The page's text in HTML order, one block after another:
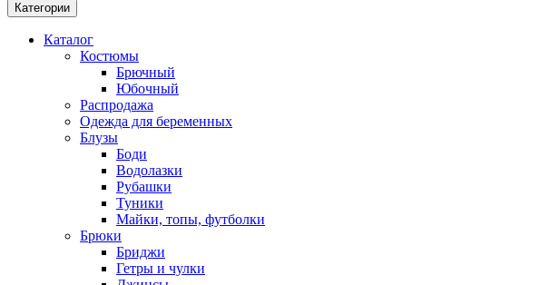
Категории
Каталог
Костюмы
Брючный
Юбочный
Распродажа
Одежда для беременных
Блузы
Боди
Водолазки
Рубашки
Туники
Майки, топы, футболки
Брюки
Бриджи
Гетры и чулки